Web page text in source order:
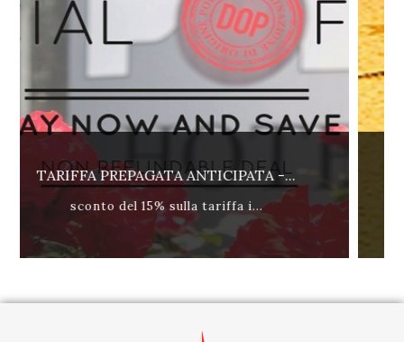
-... TARIFFA RIMBORSABILE -
miglior tariffa internet dispo...